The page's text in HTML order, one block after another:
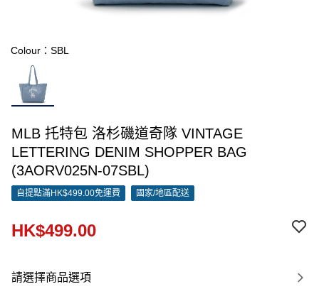
Colour：SBL
MLB 托特包 洛杉磯道奇隊 VINTAGE
LETTERING DENIM SHOPPER BAG
(3AORV025N-07SBL)
自提點滿HK$499.00免運費 國家/地區配送
HK$499.00
請選擇商品選項